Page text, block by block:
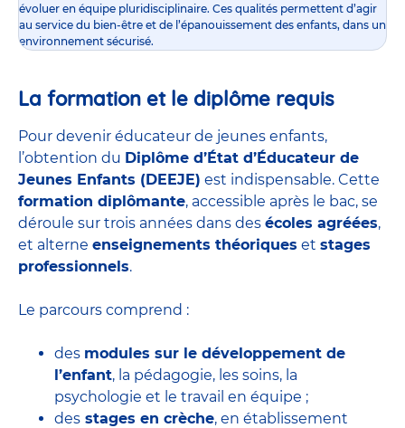
évoluer en équipe pluridisciplinaire. Ces qualités permettent d’agir
au service du bien-être et de l’épanouissement des enfants, dans un
environnement sécurisé.
La formation et le diplôme requis
Pour devenir éducateur de jeunes enfants,
l’obtention du Diplôme d’État d’Éducateur de
Jeunes Enfants (DEEJE) est indispensable. Cette
formation diplômante, accessible après le bac, se
déroule sur trois années dans des écoles agréées,
et alterne enseignements théoriques et stages
professionnels.
Le parcours comprend :
des modules sur le développement de
l’enfant, la pédagogie, les soins, la
psychologie et le travail en équipe ;
des stages en crèche, en établissement